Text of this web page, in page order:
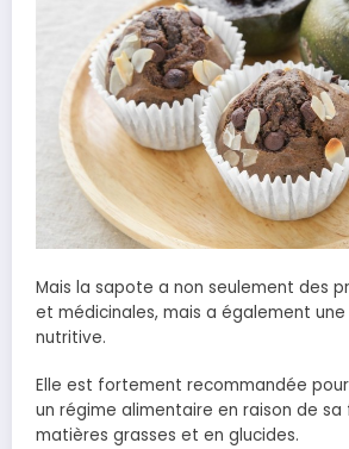
Mais la sapote a non seulement des
et médicinales, mais a également
nutritive.
Elle est fortement recommandée
un régime alimentaire en raison de
matières grasses et en glucides.